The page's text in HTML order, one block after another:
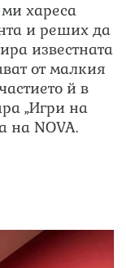
хареса
и реших да
известната
от малкия
й в
„Игри на
на NOVA.